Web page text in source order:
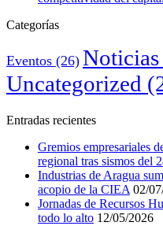
Categorías
Eventos (26) Noticias
Uncategorized
Entradas recientes
Gremios empresariales
regional tras sismos del
Industrias de Aragua
acopio de la CIEA 02/
Jornadas de Recursos
todo lo alto 12/05/2026